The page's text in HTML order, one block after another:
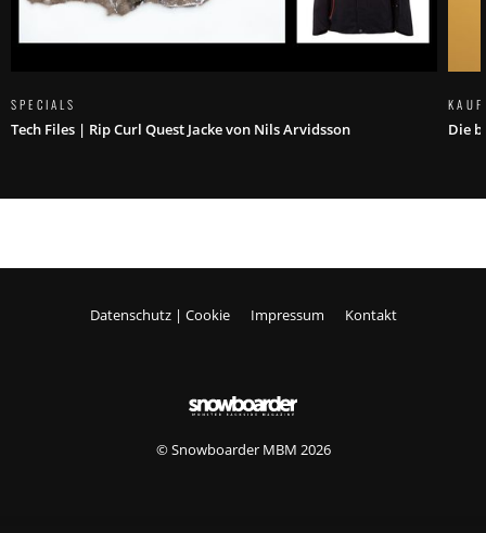
SPECIALS
Tech Files | Rip Curl Quest Jacke von Nils Arvidsson Die
Datenschutz | Cookie Impressum Kontakt
© Snowboarder MBM 2026